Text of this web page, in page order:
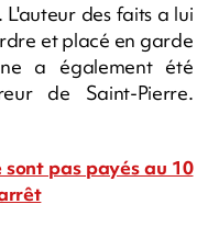
L'auteur des faits a lui
et placé en garde
a également été
de Saint-Pierre.
pas payés au 10